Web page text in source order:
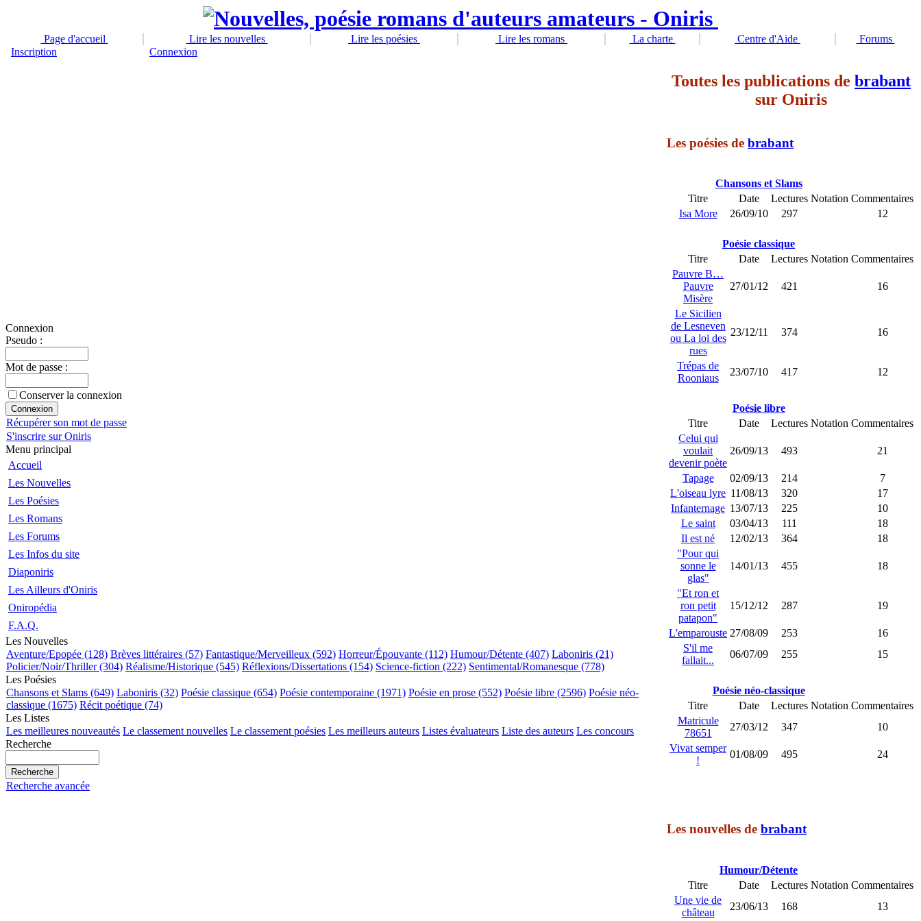
Page d'accueil Lire les nouvelles Lire les poésies Lire les romans La charte Centre d'Aide
Forums
Inscription
Connexion
Connexion
Pseudo :
Mot de passe :
Conserver la connexion
Récupérer son mot de passe
S'inscrire sur Oniris
Menu principal
Accueil
Les Nouvelles
Les Poésies
Les Romans
Les Forums
Les Infos du site
Diaponiris
Les Ailleurs d'Oniris
Oniropédia
F.A.Q.
Les Nouvelles
Aventure/Epopée (128) Brèves littéraires (57) Fantastique/Merveilleux (592) Horreur/Épouvante (112) Humour/Détente (407) Laboniris (21)
Policier/Noir/Thriller (304) Réalisme/Historique (545) Réflexions/Dissertations (154) Science-fiction (222) Sentimental/Romanesque (778)
Les Poésies
Chansons et Slams (649) Laboniris (32) Poésie classique (654) Poésie contemporaine (1971) Poésie en prose (552) Poésie libre (2596) Poésie néo-
classique (1675) Récit poétique (74)
Les Listes
Les meilleures nouveautés Le classement nouvelles Le classement poésies Les meilleurs auteurs Listes évaluateurs Liste des auteurs Les concours
Recherche
Recherche avancée
Toutes les publications de brabant
sur Oniris
Les poésies de brabant
Chansons et Slams
Titre
Date Lectures Notation Commentaires
Isa More
26/09/10 297 12
Poésie classique
Titre
Date Lectures Notation Commentaires
Pauvre B…
Pauvre
Misère
27/01/12 421 16
Le Sicilien
de Lesneven
ou La loi des
rues
23/12/11 374 16
Trépas de
Rooniaus
23/07/10 417 12
Poésie libre
Titre
Date Lectures Notation Commentaires
Celui qui
voulait
devenir poète
26/09/13 493 21
Tapage 02/09/13 214
7
L'oiseau lyre 11/08/13 320
17
Infanternage 13/07/13 225
10
Le saint
03/04/13 111
18
Il est né
12/02/13 364
18
"Pour qui
sonne le
glas"
14/01/13 455 18
"Et ron et
ron petit
patapon"
15/12/12 287 19
L'emparouste 27/08/09 253
16
S'il me
fallait...
06/07/09 255 15
Poésie néo-classique
Titre
Date Lectures Notation Commentaires
Matricule
78651
27/03/12 347
10
Vivat semper
!
01/08/09 495 24
Les nouvelles de brabant
Humour/Détente
Titre
Date Lectures Notation Commentaires
Une vie de
château
23/06/13 168 13